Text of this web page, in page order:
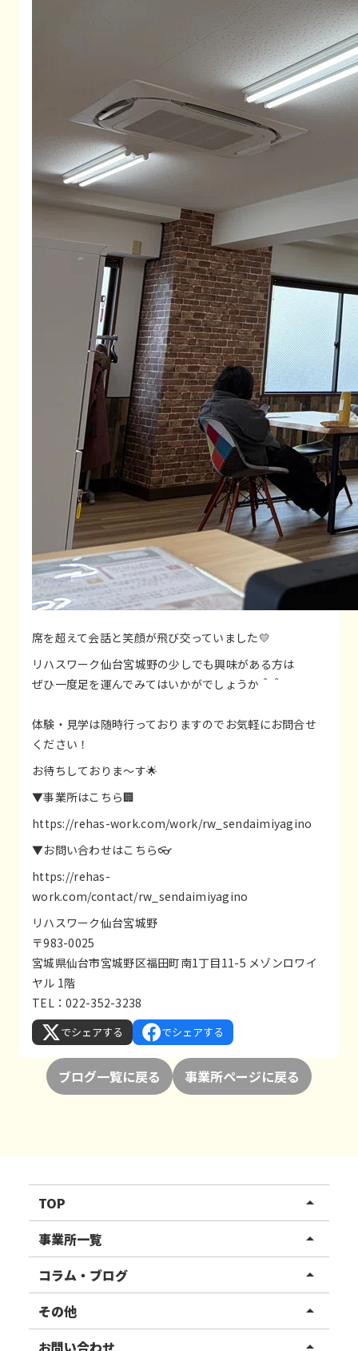
席を超えて会話と笑顔が飛び交っていました💛
リハスワーク仙台宮城野の少しでも興味がある方は
ぜひ一度足を運んでみてはいかがでしょうか＾＾
体験・見学は随時行っておりますのでお気軽にお問合せ
ください！
お待ちしておりま～す🌟
▼事業所はこちら🏢
https://rehas-work.com/work/rw_sendaimiyagino
▼お問い合わせはこちら👓
https://rehas-
work.com/contact/rw_sendaimiyagino
リハスワーク仙台宮城野
〒983-0025
宮城県仙台市宮城野区福田町南1丁目11-5 メゾンロワイ
ヤル 1階
TEL：022-352-3238
でシェアする でシェアする
ブログ一覧に戻る 事業所ページに戻る
TOP arrow_drop_up
リハスワーク
リハスファーム
事業所一覧 arrow_drop_up
関東エリア
東北エリア
甲信越エリア
コラム・ブログ arrow_drop_up
事業所ブログ
ご利用者様の声
その他 arrow_drop_up
お知らせ
お問い合わせ arrow_drop_up